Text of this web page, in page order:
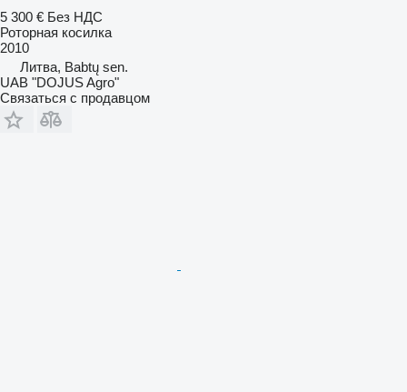
5 300 € Без НДС
Роторная косилка
2010
Литва, Babtų sen.
UAB "DOJUS Agro"
Связаться с продавцом